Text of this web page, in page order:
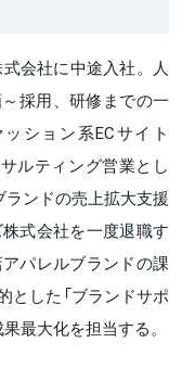
会社に中途入社。人
採用、研修までの一
ション系ECサイト
サルティング営業とし
ンドの売上拡大支援
式会社を一度退職す
パレルブランドの課
とした「ブランドサポ
最大化を担当する。